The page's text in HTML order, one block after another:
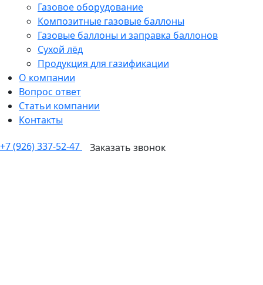
Газовое оборудование
Композитные газовые баллоны
Газовые баллоны и заправка баллонов
Сухой лёд
Продукция для газификации
О компании
Вопрос ответ
Статьи компании
Контакты
+7 (926) 337-52-47 Заказать звонок